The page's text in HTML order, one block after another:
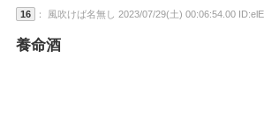
16 ： 風吹けば名無し 2023/07/29(土) 00:06:54.00
養命酒